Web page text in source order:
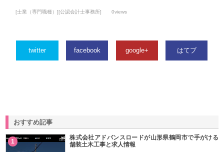
[士業（専門職種）][公認会計士事務所] 0views
twitter facebook google+ はてブ
おすすめ記事
1
株式会社アドバンスロードが山形県鶴岡市で手がける
舗装土木工事と求人情報